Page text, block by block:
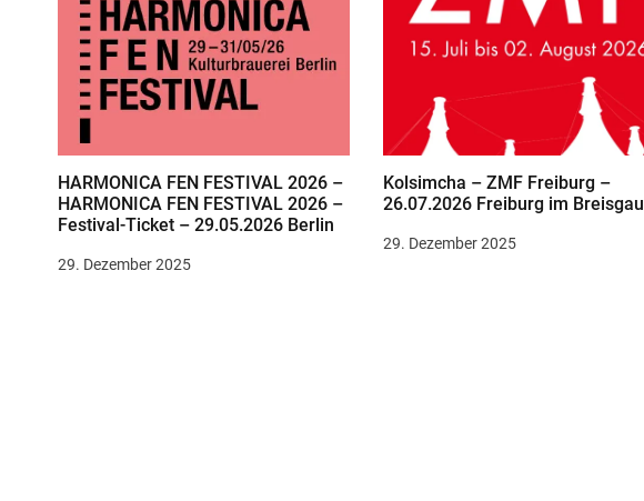
o
n
HARMONICA FEN FESTIVAL 2026 –
HARMONICA FEN FESTIVAL 2026 –
Festival-Ticket – 29.05.2026 Berlin
29. Dezember 2025
Kolsimcha – ZMF Freiburg –
26.07.2026 Freiburg im Breisgau
29. Dezember 2025